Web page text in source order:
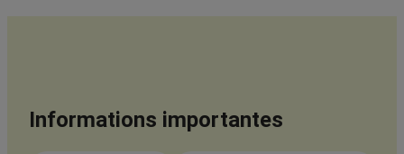
Informations importantes